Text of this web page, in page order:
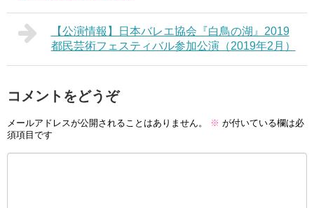
【公演情報】日本バレエ協会『白鳥の湖』2019
都民芸術フェスティバル参加公演（2019年2月）
コメントをどうぞ
メールアドレスが公開されることはありません。 ※ が付いている欄は必
須項目です